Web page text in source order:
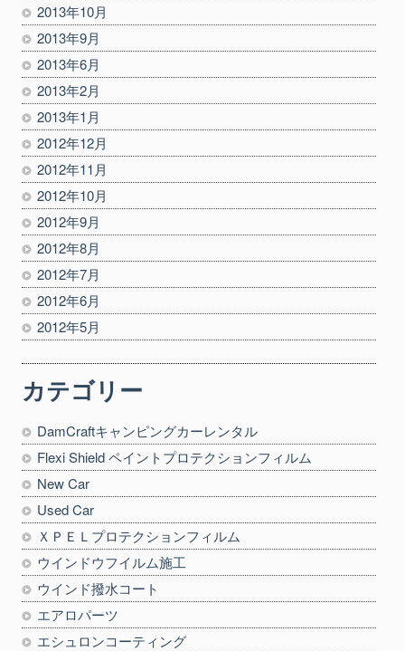
2013年10月
2013年9月
2013年6月
2013年2月
2013年1月
2012年12月
2012年11月
2012年10月
2012年9月
2012年8月
2012年7月
2012年6月
2012年5月
カテゴリー
DamCraftキャンピングカーレンタル
Flexi Shield ペイントプロテクションフィルム
New Car
Used Car
ＸＰＥＬプロテクションフィルム
ウインドウフイルム施工
ウインド撥水コート
エアロパーツ
エシュロンコーティング